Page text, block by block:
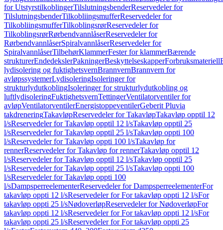
for UtstyrstilkoblingerTilslutningsbenderReservedeler for
TilslutningsbenderTilkobliingsmufferReservedeler for
TilkobliingsmufferTilkoblingsrørReservedeler for
TilkoblingsrørRørbendvannlåserReservedeler for
RørbendvannlåserSpiralvannlåserReservedeler for
SpiralvannlåserTilbehørKlammerFester for klammerBærende
strukturerEndedekslerPakningerBeskyttelseskapperForbruksmateriell
lydisolering og fuktighetsvernBrannvernBrannvern for
avløpssystemerLydisoleringIsoleringer for
strukturlydutkoblingIsoleringer for strukturlydutkobling og
luftlydisoleringFuktighetsvernTettingerVentilatorventiler for
avløpVentilatorventilerEnergistoppeventilerGeberit Pluvia
takdreneringTakavløpReservedeler for TakavløpTakavløp opptil 12
l/sReservedeler for Takavløp opptil 12 l/sTakavløp opptil 25
l/sReservedeler for Takavløp opptil 25 l/sTakavløp oppti 100
l/sReservedeler for Takavløp oppti 100 l/sTakavløp for
rennerReservedeler for Takavløp for rennerTakavløp opptil 12
l/sReservedeler for Takavløp opptil 12 l/sTakavløp opptil 25
l/sReservedeler for Takavløp opptil 25 l/sTakavløp oppti 100
l/sReservedeler for Takavløp oppti 100
l/sDampsperreelementerReservedeler for DampsperreelementerFor
takavløp oppti 12 l/sReservedeler for For takavløp oppti 12 l/sFor
takavløp oppti 25 l/sNødoverløpReservedeler for NødoverløpFor
takavløp oppti 12 l/sReservedeler for For takavløp oppti 12 l/sFor
takavløp oppti 25 l/sReservedeler for For takavløp oppti 25